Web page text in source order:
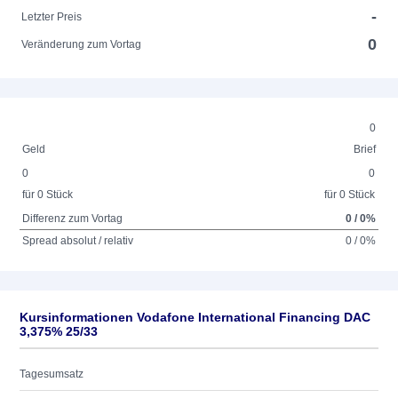
Letzter Preis -
Veränderung zum Vortag 0
0
Geld
Brief
0
für 0 Stück
0
für 0 Stück
Differenz zum Vortag
0 / 0%
Spread absolut / relativ
0 / 0%
Kursinformationen Vodafone International Financing DAC
3,375% 25/33
Tagesumsatz